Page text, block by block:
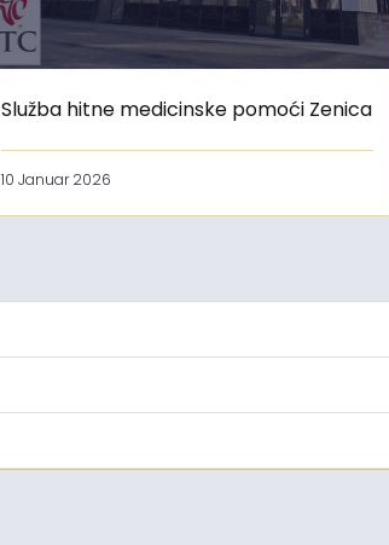
Služba hitne medicinske pomoći Zenica
10 Januar 2026